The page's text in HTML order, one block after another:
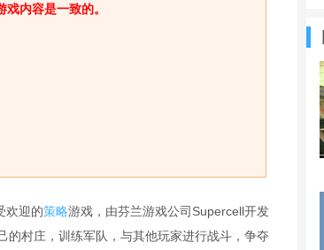
内容是一致的。
欢迎的策略游戏，由芬兰游戏公司Supercell开发
的村庄，训练军队，与其他玩家进行战斗，争夺